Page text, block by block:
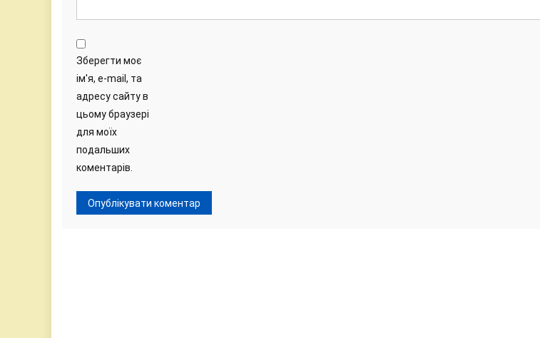
Зберегти моє
ім'я, e-mail, та
адресу сайту в
цьому браузері
для моїх
подальших
коментарів.